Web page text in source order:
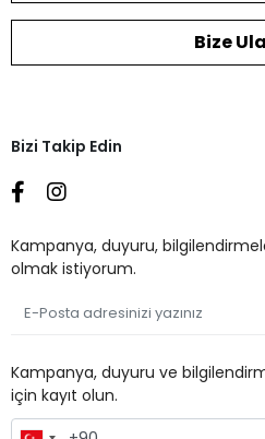
Bize
Bizi Takip Edin
Kampanya, duyuru,
olmak istiyorum.
Kampanya, duyuru ve
için kayıt olun.